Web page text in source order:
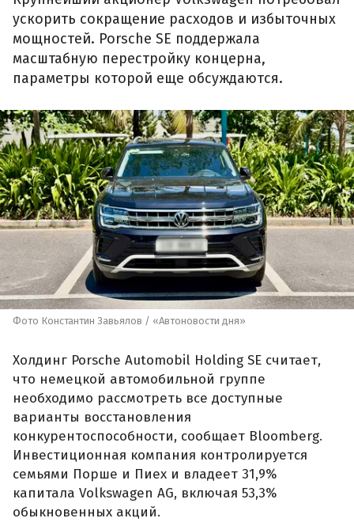
ускорить сокращение расходов и избыточных
мощностей. Porsche SE поддержала
масштабную перестройку концерна,
параметры которой еще обсуждаются.
Фото Константин Завьялов / «Автоновости дня»
Холдинг Porsche Automobil Holding SE считает,
что немецкой автомобильной группе
необходимо рассмотреть все доступные
варианты восстановления
конкурентоспособности, сообщает Bloomberg.
Инвестиционная компания контролируется
семьями Порше и Пиех и владеет 31,9%
капитала Volkswagen AG, включая 53,3%
обыкновенных акций.